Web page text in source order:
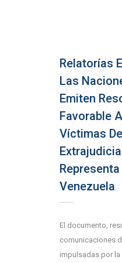
Relatorías
Las
Emiten
Favorable
Víctimas
Venezuela
El documento,
comunicaciones
impulsadas por la